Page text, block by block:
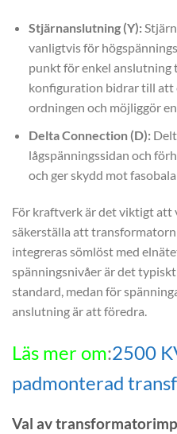
Stjärnanslutning (Y):
vanligtvis för
punkt för enkel anslutning
konfiguration bidrar till att
ordningen och möjliggör
Delta Connection (D):
lågspänningssidan och
och ger skydd mot
För kraftverk är det viktigt
säkerställa att
integreras sömlöst med
spänningsnivåer är det
standard, medan för
anslutning är att föredra.
Läs mer om:2500
padmonterad
Val av